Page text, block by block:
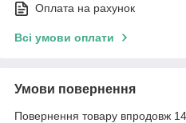
Оплата на рахунок
Всі умови оплати
Умови повернення
Повернення товару впродовж